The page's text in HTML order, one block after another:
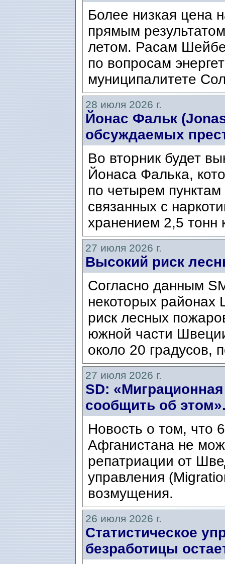
Более низкая цена
прямым
летом. Расам
по вопросам
муниципалитете
28 июля 2026 г.
Йонас Фальк
обсуждаемых
Во вторник будет
Йонаса Фалька,
по четырем
связанных с
хранением 2,5 тонн
27 июля 2026 г.
Высокий риск
Согласно данным
некоторых районах
риск лесных
южной части
около 20 градусов,
27 июля 2026 г.
SD:
сообщить об
Новость о том, что
Афганистана не
репатриации от
управления
возмущения.
26 июля 2026 г.
Статистическое
безработицы